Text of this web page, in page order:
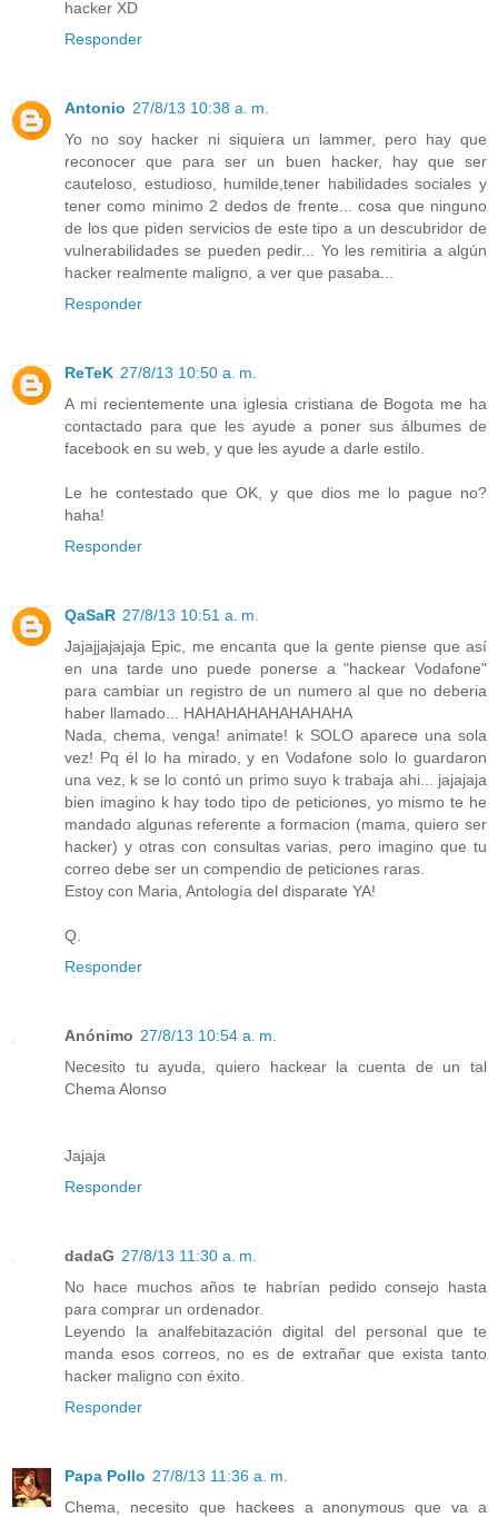
hacker XD
Responder
Antonio 27/8/13 10:38 a. m.
Yo no soy hacker ni siquiera un lammer, pero hay que
reconocer que para ser un buen hacker, hay que ser
cauteloso, estudioso, humilde,tener habilidades sociales y
tener como minimo 2 dedos de frente... cosa que ninguno
de los que piden servicios de este tipo a un descubridor de
vulnerabilidades se pueden pedir... Yo les remitiria a algún
hacker realmente maligno, a ver que pasaba...
Responder
ReTeK 27/8/13 10:50 a. m.
A mi recientemente una iglesia cristiana de Bogota me ha
contactado para que les ayude a poner sus álbumes de
facebook en su web, y que les ayude a darle estilo.
Le he contestado que OK, y que dios me lo pague no?
haha!
Responder
QaSaR 27/8/13 10:51 a. m.
Jajajjajajaja Epic, me encanta que la gente piense que así
en una tarde uno puede ponerse a "hackear Vodafone"
para cambiar un registro de un numero al que no deberia
haber llamado... HAHAHAHAHAHAHAHA
Nada, chema, venga! animate! k SOLO aparece una sola
vez! Pq él lo ha mirado, y en Vodafone solo lo guardaron
una vez, k se lo contó un primo suyo k trabaja ahi... jajajaja
bien imagino k hay todo tipo de peticiones, yo mismo te he
mandado algunas referente a formacion (mama, quiero ser
hacker) y otras con consultas varias, pero imagino que tu
correo debe ser un compendio de peticiones raras.
Estoy con Maria, Antología del disparate YA!
Q.
Responder
Anónimo 27/8/13 10:54 a. m.
Necesito tu ayuda, quiero hackear la cuenta de un tal
Chema Alonso
Jajaja
Responder
dadaG 27/8/13 11:30 a. m.
No hace muchos años te habrían pedido consejo hasta
para comprar un ordenador.
Leyendo la analfebitazación digital del personal que te
manda esos correos, no es de extrañar que exista tanto
hacker maligno con éxito.
Responder
Papa Pollo 27/8/13 11:36 a. m.
Chema, necesito que hackees a anonymous que va a